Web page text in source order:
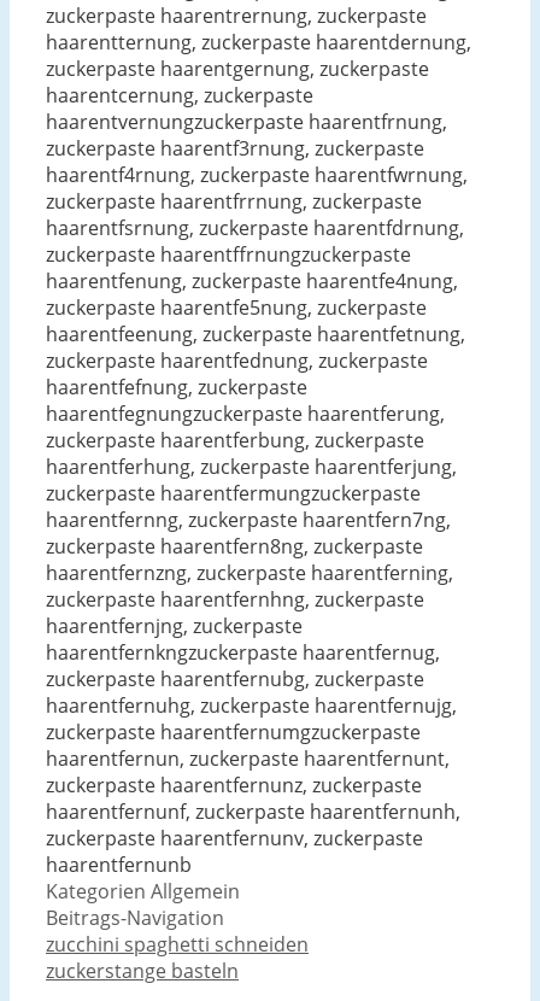
zuckerpaste haarentrernung, zuckerpaste
haarentternung, zuckerpaste haarentdernung,
zuckerpaste haarentgernung, zuckerpaste
haarentcernung, zuckerpaste
haarentvernungzuckerpaste haarentfrnung,
zuckerpaste haarentf3rnung, zuckerpaste
haarentf4rnung, zuckerpaste haarentfwrnung,
zuckerpaste haarentfrrnung, zuckerpaste
haarentfsrnung, zuckerpaste haarentfdrnung,
zuckerpaste haarentffrnungzuckerpaste
haarentfenung, zuckerpaste haarentfe4nung,
zuckerpaste haarentfe5nung, zuckerpaste
haarentfeenung, zuckerpaste haarentfetnung,
zuckerpaste haarentfednung, zuckerpaste
haarentfefnung, zuckerpaste
haarentfegnungzuckerpaste haarentferung,
zuckerpaste haarentferbung, zuckerpaste
haarentferhung, zuckerpaste haarentferjung,
zuckerpaste haarentfermungzuckerpaste
haarentfernng, zuckerpaste haarentfern7ng,
zuckerpaste haarentfern8ng, zuckerpaste
haarentfernzng, zuckerpaste haarentferning,
zuckerpaste haarentfernhng, zuckerpaste
haarentfernjng, zuckerpaste
haarentfernkngzuckerpaste haarentfernug,
zuckerpaste haarentfernubg, zuckerpaste
haarentfernuhg, zuckerpaste haarentfernujg,
zuckerpaste haarentfernumgzuckerpaste
haarentfernun, zuckerpaste haarentfernunt,
zuckerpaste haarentfernunz, zuckerpaste
haarentfernunf, zuckerpaste haarentfernunh,
zuckerpaste haarentfernunv, zuckerpaste
haarentfernunb
Kategorien Allgemein
Beitrags-Navigation
zucchini spaghetti schneiden
zuckerstange basteln